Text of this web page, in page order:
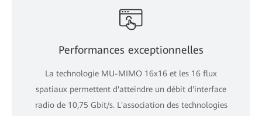
Performances exceptionnelles
La technologie MU-MIMO 16x16 et les 16 flux
spatiaux permettent d'atteindre un débit d'interface
radio de 10,75 Gbit/s. L'association des technologies